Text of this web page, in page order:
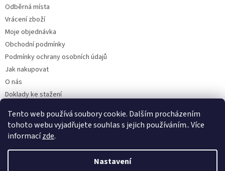
Tento web používá soubory cookie. Dalším procházením
tohoto webu vyjadřujete souhlas s jejich používáním.. Více
informacízde.
Nastavení
Odběrná místa
Vrácení zboží
Moje objednávka
Obchodní podmínky
Podmínky ochrany osobních údajů
Jak nakupovat
O nás
Doklady ke stažení
Velkoobchod
Vytvořil Shoptet